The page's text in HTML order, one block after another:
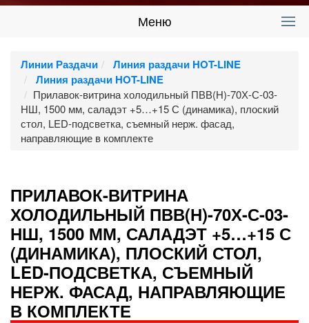
Меню
Линии Раздачи
Линия раздачи HOT-LINE
Линия раздачи HOT-LINE
Прилавок-витрина холодильный ПВВ(Н)-70Х-С-03-
НШ, 1500 мм, саладэт +5…+15 С (динамика), плоский
стол, LED-подсветка, съемный нерж. фасад,
направляющие в комплекте
ПРИЛАВОК-ВИТРИНА
ХОЛОДИЛЬНЫЙ ПВВ(Н)-70Х-С-03-
НШ, 1500 ММ, САЛАДЭТ +5…+15 С
(ДИНАМИКА), ПЛОСКИЙ СТОЛ,
LED-ПОДСВЕТКА, СЪЕМНЫЙ
НЕРЖ. ФАСАД, НАПРАВЛЯЮЩИЕ
В КОМПЛЕКТЕ